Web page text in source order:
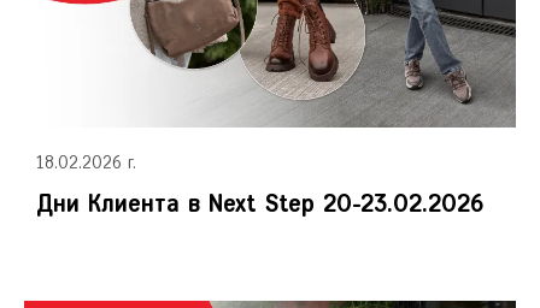
18.02.2026 г.
Дни Клиента в Next Step 20-23.02.2026